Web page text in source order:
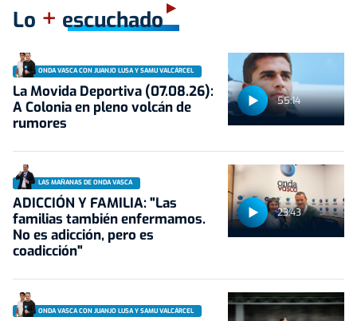
Lo + escuchado
55:14
ONDA VASCA CON JUANJO LUSA Y SAMU VALCÁRCEL
La Movida Deportiva (07.08.26):
A Colonia en pleno volcán de
rumores
23:43
LAS MAÑANAS DE ONDA VASCA
ADICCIÓN Y FAMILIA: "Las
familias también enfermamos.
No es adicción, pero es
coadicción"
ONDA VASCA CON JUANJO LUSA Y SAMU VALCÁRCEL